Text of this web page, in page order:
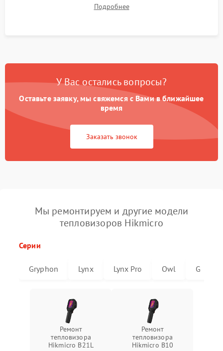
автономности работы и итоговый контроль качества.
Подробнее
У Вас остались вопросы?
Оставьте заявку, мы свяжемся с Вами в ближайшее
время
Заказать звонок
Мы ремонтируем и другие модели
тепловизоров Hikmicro
Серии
Gryphon Lynx Lynx Pro Owl G
Ремонт
тепловизора
Hikmicro B21L
Ремонт
тепловизора
Hikmicro B10